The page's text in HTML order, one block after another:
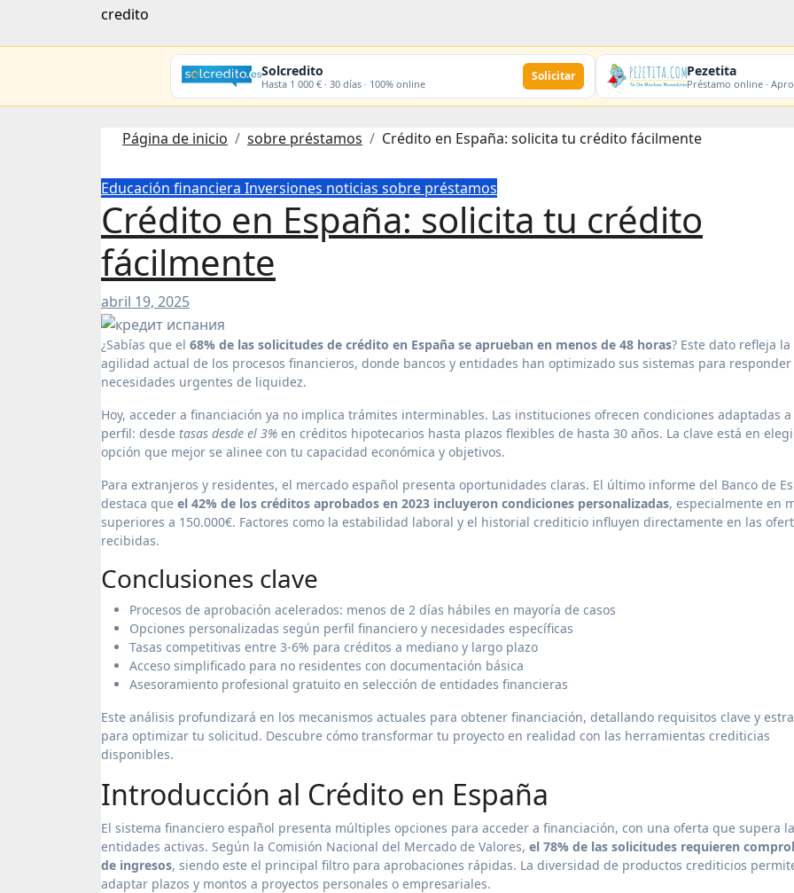
credito
Solcredito
Hasta 1 000 € · 30 días · 100% online
Solicitar Pezetita
Préstamo online ·
Página de inicio sobre préstamos Crédito en España: solicita tu crédito fácilmente
Educación financiera Inversiones noticias sobre préstamos
Crédito en España: solicita tu crédito
fácilmente
abril 19, 2025
¿Sabías que el 68% de las solicitudes de crédito en España se aprueban en menos de 48 horas? Este dato refleja la
agilidad actual de los procesos financieros, donde bancos y entidades han optimizado sus sistemas para responder
necesidades urgentes de liquidez.
Hoy, acceder a financiación ya no implica trámites interminables. Las instituciones ofrecen condiciones adaptadas a
perfil: desde tasas desde el 3% en créditos hipotecarios hasta plazos flexibles de hasta 30 años. La clave está en
opción que mejor se alinee con tu capacidad económica y objetivos.
Para extranjeros y residentes, el mercado español presenta oportunidades claras. El último informe del Banco de
destaca que el 42% de los créditos aprobados en 2023 incluyeron condiciones personalizadas, especialmente en
superiores a 150.000€. Factores como la estabilidad laboral y el historial crediticio influyen directamente en las
recibidas.
Conclusiones clave
Procesos de aprobación acelerados: menos de 2 días hábiles en mayoría de casos
Opciones personalizadas según perfil financiero y necesidades específicas
Tasas competitivas entre 3-6% para créditos a mediano y largo plazo
Acceso simplificado para no residentes con documentación básica
Asesoramiento profesional gratuito en selección de entidades financieras
Este análisis profundizará en los mecanismos actuales para obtener financiación, detallando requisitos clave y
para optimizar tu solicitud. Descubre cómo transformar tu proyecto en realidad con las herramientas crediticias
disponibles.
Introducción al Crédito en España
El sistema financiero español presenta múltiples opciones para acceder a financiación, con una oferta que supera
entidades activas. Según la Comisión Nacional del Mercado de Valores, el 78% de las solicitudes requieren
de ingresos, siendo este el principal filtro para aprobaciones rápidas. La diversidad de productos crediticios
adaptar plazos y montos a proyectos personales o empresariales.